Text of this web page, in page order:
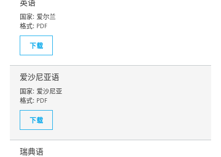
英语
国家: 爱尔兰
格式: PDF
下载
爱沙尼亚语
国家: 爱沙尼亚
格式: PDF
下载
瑞典语